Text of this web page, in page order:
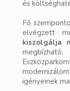
és
Fő
elvégzett
kiszolgálja
igényeinek